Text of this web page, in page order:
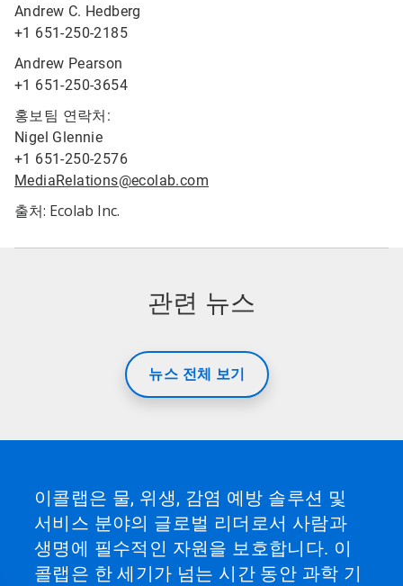
Andrew C. Hedberg
+1 651-250-2185
Andrew Pearson
+1 651-250-3654
홍보팀 연락처:
Nigel Glennie
+1 651-250-2576
MediaRelations@ecolab.com
출처: Ecolab Inc.
관련 뉴스
뉴스 전체 보기
이콜랩은 물, 위생, 감염 예방 솔루션 및
서비스 분야의 글로벌 리더로서 사람과
생명에 필수적인 자원을 보호합니다. 이
콜랩은 한 세기가 넘는 시간 동안 과학 기